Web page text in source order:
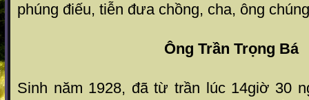
phúng điếu, tiễn đưa chồng, cha, ông
Ông Trần Trọng Bá
Sinh năm 1928, đã từ trần lúc 14giờ 30